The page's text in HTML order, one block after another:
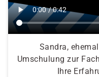
Sandra,
Umschulung zur
Ihre